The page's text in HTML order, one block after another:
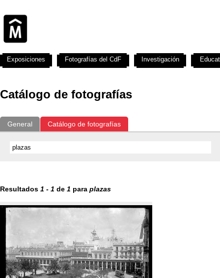
Catálogo de fotografías
General Catálogo de fotografías
Resultados 1 - 1 de 1 para plazas
Exposiciones Fotografías del CdF Investigación